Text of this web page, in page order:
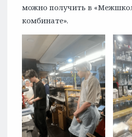
можно получить в
комбинате».